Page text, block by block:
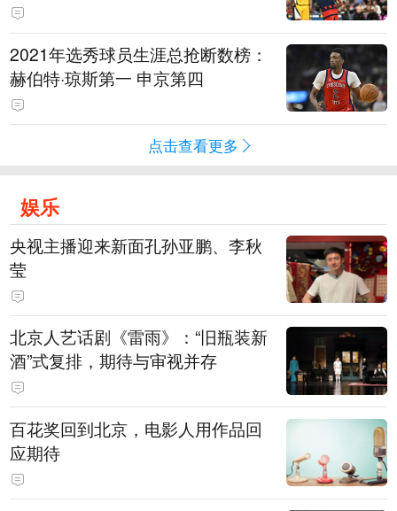
2021年选秀球员生涯总抢断数榜：
赫伯特·琼斯第一 申京第四
点击查看更多
娱乐
央视主播迎来新面孔孙亚鹏、李秋
莹
北京人艺话剧《雷雨》：“旧瓶装新
酒”式复排，期待与审视并存
百花奖回到北京，电影人用作品回
应期待